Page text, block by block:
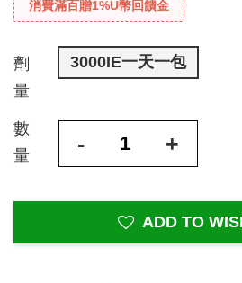
消費滿百贈1%U幣回饋金
劑
量
3000IE一天一包
數
量
- +
ADD TO